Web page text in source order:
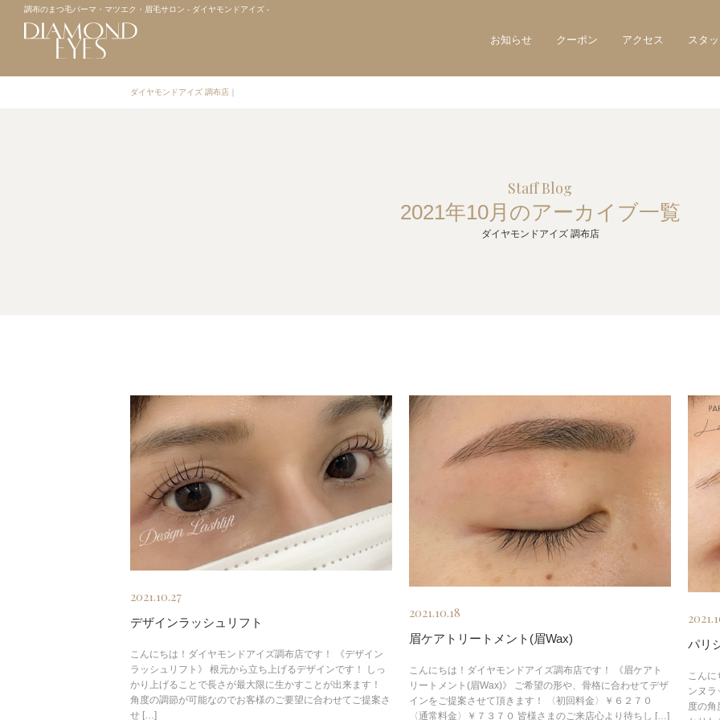
調布のまつ毛パーマ・マツエク・眉毛サロン - ダイヤモンドアイズ -
お知らせ クーポン アクセス スタ
ダイヤモンドアイズ 調布店
Staff Blog
2021年10月のアーカイブ一覧
ダイヤモンドアイズ 調布店
2021.10.27
デザインラッシュリフト
こんにちは！ダイヤモンドアイズ調布店です！ 《デザイン
ラッシュリフト》 根元から立ち上げるデザインです！ しっ
かり上げることで長さが最大限に生かすことが出来ます！
角度の調節が可能なのでお客様のご要望に合わせてご提案さ
せ […]
2021.10.18
眉ケアトリートメント(眉Wax)
こんにちは！ダイヤモンドアイズ調布店です！ 《眉ケアト
リートメント(眉Wax)》 ご希望の形や、骨格に合わせてデザ
インをご提案させて頂きます！ 〈初回料金〉￥６２７０
〈通常料金〉￥７３７０ 皆様さまのご来店心より待ちし […]
パリ
こん
ンヌラ
度の角